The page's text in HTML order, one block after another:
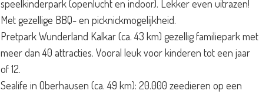
speelkinderpark (openlucht en indoor). Lekker even uitrazen!
Met gezellige BBQ- en picknickmogelijkheid.
Pretpark Wunderland Kalkar (ca. 43 km) gezellig familiepark met
meer dan 40 attracties. Vooral leuk voor kinderen tot een jaar
of 12.
Sealife in Oberhausen (ca. 49 km): 20.000 zeedieren op een